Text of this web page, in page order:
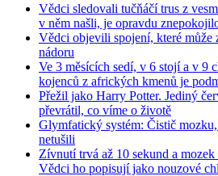
Vědci sledovali tučňáčí trus z
v něm našli, je opravdu
Vědci objevili spojení, které může
nádoru
Ve 3 měsících sedí, v 6 stojí a v 9
kojenců z afrických kmenů je
Přežil jako Harry Potter. Jediný
převrátil, co víme o životě
Glymfatický systém: Čistič
netušili
Zívnutí trvá až 10 sekund a
Vědci ho popisují jako nouzové